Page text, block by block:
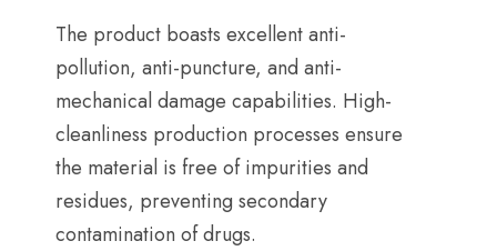
The product boasts excellent anti-
pollution, anti-puncture, and anti-
mechanical damage capabilities. High-
cleanliness production processes ensure
the material is free of impurities and
residues, preventing secondary
contamination of drugs.